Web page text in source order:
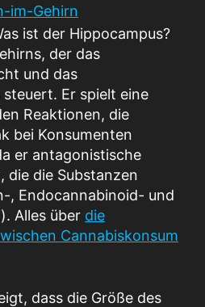
ist der Hippocampus?
der das
und das
Er spielt eine
Reaktionen, die
bei Konsumenten
er antagonistische
die die Substanzen
, Endocannabinoid- und
Alles über die
Cannabiskonsum
dass die Größe des